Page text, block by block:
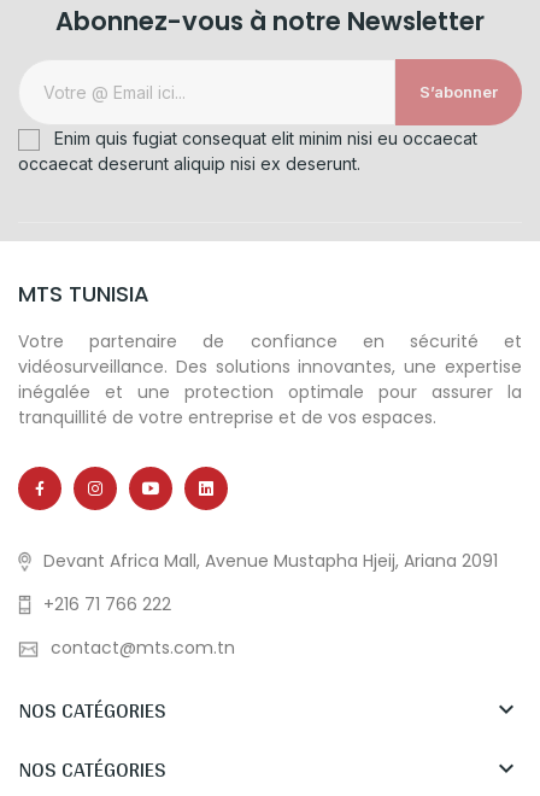
Abonnez-vous à notre Newsletter
S’abonner
Enim quis fugiat consequat elit minim nisi eu occaecat
occaecat deserunt aliquip nisi ex deserunt.
MTS TUNISIA
Votre partenaire de confiance en sécurité et
vidéosurveillance. Des solutions innovantes, une expertise
inégalée et une protection optimale pour assurer la
tranquillité de votre entreprise et de vos espaces.
Devant Africa Mall, Avenue Mustapha Hjeij, Ariana 2091
+216 71 766 222
contact@mts.com.tn
NOS CATÉGORIES 
NOS CATÉGORIES 